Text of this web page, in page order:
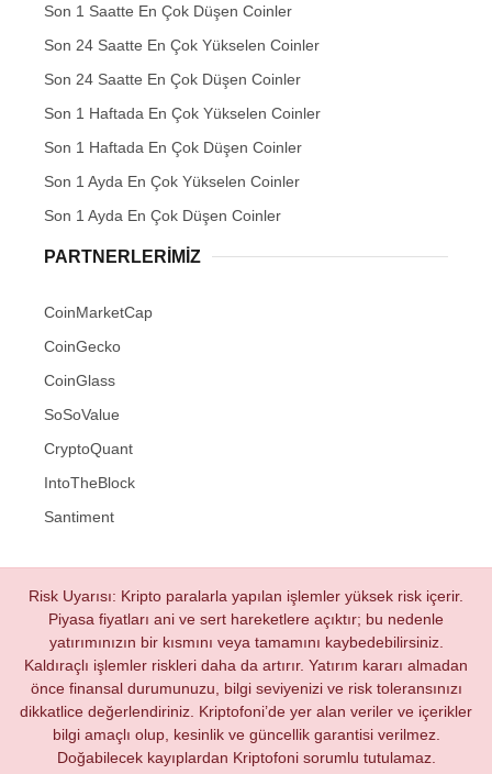
Son 1 Saatte En Çok Düşen Coinler
Son 24 Saatte En Çok Yükselen Coinler
Son 24 Saatte En Çok Düşen Coinler
Son 1 Haftada En Çok Yükselen Coinler
Son 1 Haftada En Çok Düşen Coinler
Son 1 Ayda En Çok Yükselen Coinler
Son 1 Ayda En Çok Düşen Coinler
PARTNERLERIMIZ
CoinMarketCap
CoinGecko
CoinGlass
SoSoValue
CryptoQuant
IntoTheBlock
Santiment
Risk Uyarısı: Kripto paralarla yapılan işlemler yüksek risk içerir.
Piyasa fiyatları ani ve sert hareketlere açıktır; bu nedenle
yatırımınızın bir kısmını veya tamamını kaybedebilirsiniz.
Kaldıraçlı işlemler riskleri daha da artırır. Yatırım kararı almadan
önce finansal durumunuzu, bilgi seviyenizi ve risk toleransınızı
dikkatlice değerlendiriniz. Kriptofoni’de yer alan veriler ve içerikler
bilgi amaçlı olup, kesinlik ve güncellik garantisi verilmez.
Doğabilecek kayıplardan Kriptofoni sorumlu tutulamaz.